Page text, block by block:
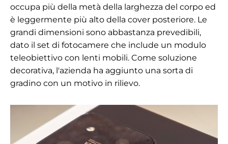
occupa più della metà della larghezza del corpo ed
è leggermente più alto della cover posteriore. Le
grandi dimensioni sono abbastanza prevedibili,
dato il set di fotocamere che include un modulo
teleobiettivo con lenti mobili. Come soluzione
decorativa, l'azienda ha aggiunto una sorta di
gradino con un motivo in rilievo.